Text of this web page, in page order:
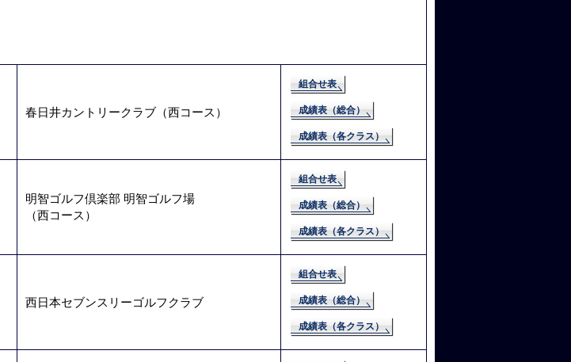
春日井カントリークラブ（西コース）
組合せ表
成績表（総合）
成績表（各クラス）
明智ゴルフ倶楽部 明智ゴルフ場
（西コース）
組合せ表
成績表（総合）
成績表（各クラス）
西日本セブンスリーゴルフクラブ
組合せ表
成績表（総合）
成績表（各クラス）